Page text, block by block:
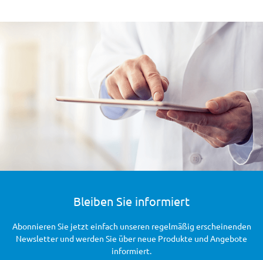
Bleiben Sie informiert
Abonnieren Sie jetzt einfach unseren regelmäßig erscheinenden
Newsletter und werden Sie über neue Produkte und Angebote
informiert.